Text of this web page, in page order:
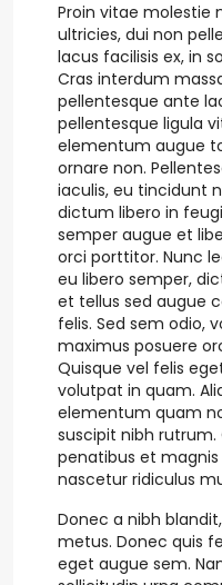
Proin vitae molestie
ultricies, dui non
lacus facilisis ex, in
Cras interdum
pellentesque ante
pellentesque ligula
elementum augue
ornare non.
iaculis, eu tincidunt
dictum libero in
semper augue et
orci porttitor. Nunc
eu libero semper,
et tellus sed augue
felis. Sed sem odio,
maximus posuere
Quisque vel felis
volutpat in quam.
elementum quam
suscipit nibh
penatibus et
nascetur ridiculus
Donec a nibh
metus. Donec quis
eget augue sem.